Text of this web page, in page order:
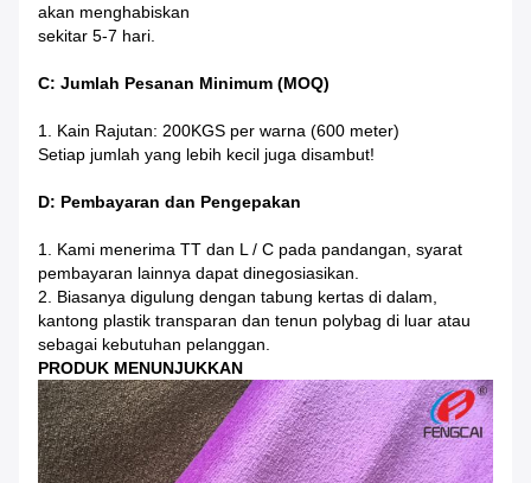
akan menghabiskan
sekitar 5-7 hari.
C: Jumlah Pesanan Minimum (MOQ)
1. Kain Rajutan: 200KGS per warna (600 meter)
Setiap jumlah yang lebih kecil juga disambut!
D: Pembayaran dan Pengepakan
1. Kami menerima TT dan L / C pada pandangan, syarat
pembayaran lainnya dapat dinegosiasikan.
2. Biasanya digulung dengan tabung kertas di dalam,
kantong plastik transparan dan tenun polybag di luar atau
sebagai kebutuhan pelanggan.
PRODUK MENUNJUKKAN